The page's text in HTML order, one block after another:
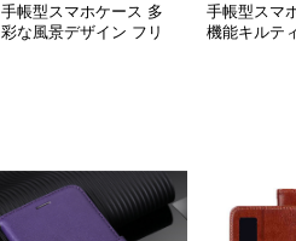
手帳型スマホケース 多
彩な風景デザイン フリ
手帳型スマ
機能キルテ